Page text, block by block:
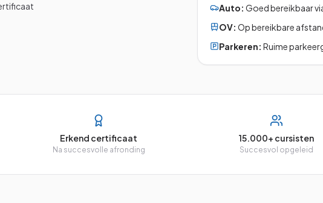
Auto: Goed bereikbaar
OV: Op bereikbare
Parkeren: Ruime
Erkend certificaat
Na succesvolle afronding
15.000+ cursisten
Succesvol opgeleid